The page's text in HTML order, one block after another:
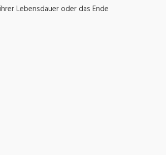
Lebensdauer oder das Ende